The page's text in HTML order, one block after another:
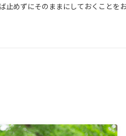
めずにそのままにしておくことをお